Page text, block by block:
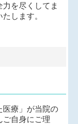
を尽くしてま
します。
医療」が当院の
ご自身にご理